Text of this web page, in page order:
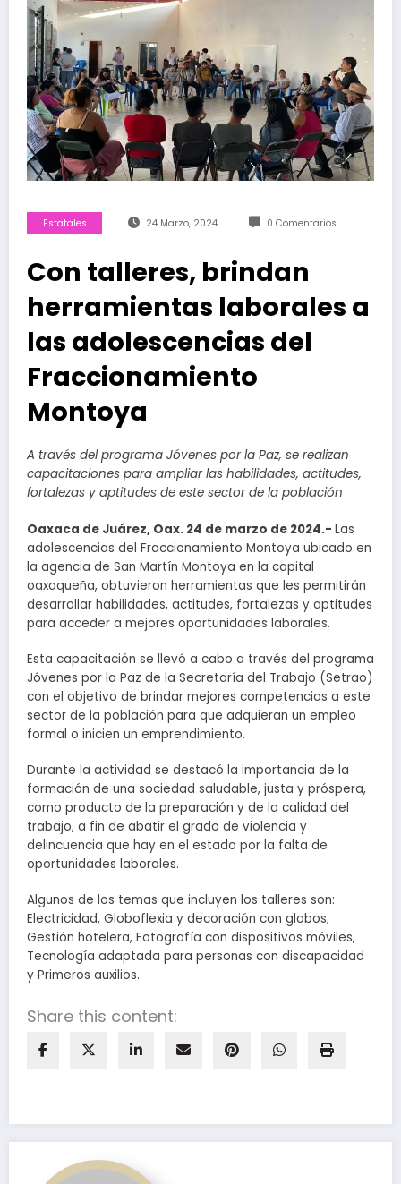
Estatales 24 Marzo, 2024 0 Comentarios
Con talleres, brindan
herramientas laborales a
las adolescencias del
Fraccionamiento
Montoya
A través del programa Jóvenes por la Paz, se realizan
capacitaciones para ampliar las habilidades, actitudes,
fortalezas y aptitudes de este sector de la población
Oaxaca de Juárez, Oax. 24 de marzo de 2024.- Las
adolescencias del Fraccionamiento Montoya ubicado en
la agencia de San Martín Montoya en la capital
oaxaqueña, obtuvieron herramientas que les permitirán
desarrollar habilidades, actitudes, fortalezas y aptitudes
para acceder a mejores oportunidades laborales.
Esta capacitación se llevó a cabo a través del programa
Jóvenes por la Paz de la Secretaría del Trabajo (Setrao)
con el objetivo de brindar mejores competencias a este
sector de la población para que adquieran un empleo
formal o inicien un emprendimiento.
Durante la actividad se destacó la importancia de la
formación de una sociedad saludable, justa y próspera,
como producto de la preparación y de la calidad del
trabajo, a fin de abatir el grado de violencia y
delincuencia que hay en el estado por la falta de
oportunidades laborales.
Algunos de los temas que incluyen los talleres son:
Electricidad, Globoflexia y decoración con globos,
Gestión hotelera, Fotografía con dispositivos móviles,
Tecnología adaptada para personas con discapacidad
y Primeros auxilios.
Share this content: